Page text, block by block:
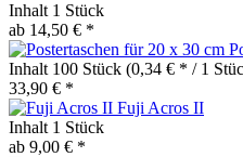
Inhalt 1 Stück
ab 14,50 € *
Inhalt 100 Stück (0,34 € * / 1
33,90 € *
Fuji Acros II
Inhalt 1 Stück
ab 9,00 € *